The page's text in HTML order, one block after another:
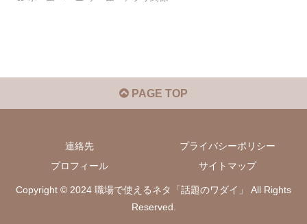
PAGE TOP
連絡先
プライバシーポリシー
プロフィール
サイトマップ
Copyright © 2024 職場で使えるネタ「話題のワダイ」 All Rights
Reserved.